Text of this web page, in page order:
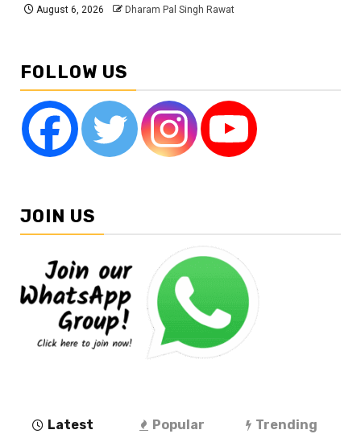
August 6, 2026 Dharam Pal Singh Rawat
FOLLOW US
JOIN US
Latest Popular Trending